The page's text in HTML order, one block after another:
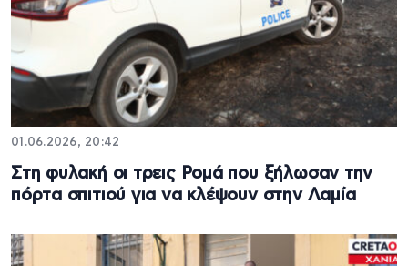
01.06.2026, 20:42
Στη φυλακή οι τρεις Ρομά που ξήλωσαν την
πόρτα σπιτιού για να κλέψουν στην Λαμία